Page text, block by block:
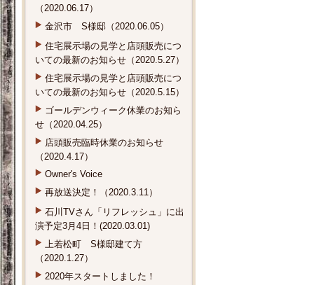
（2020.06.17）
金沢市 S様邸（2020.06.05）
住宅展示場の見学と店頭販売につ
いての最新のお知らせ（2020.5.27）
住宅展示場の見学と店頭販売につ
いての最新のお知らせ（2020.5.15）
ゴールデンウィーク休業のお知ら
せ（2020.04.25）
店頭販売臨時休業のお知らせ
（2020.4.17）
Owner's Voice
再放送決定！（2020.3.11）
石川TVさん「リフレッシュ」に出
演予定3月4日！(2020.03.01)
上若松町 S様邸建て方
（2020.1.27）
2020年スタートしました！